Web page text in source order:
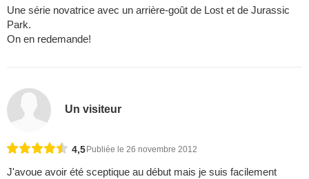
Une série novatrice avec un arrière-goût de Lost et de Jurassic
Park.
On en redemande!
Un visiteur
4,5 Publiée le 26 novembre 2012
J'avoue avoir été sceptique au début mais je suis facilement